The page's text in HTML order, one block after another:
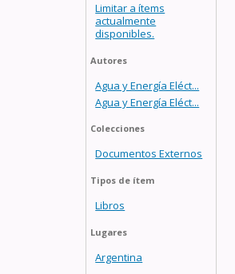
Limitar a ítems
actualmente
disponibles.
Autores
Agua y Energía Eléct...
Agua y Energía Eléct...
Colecciones
Documentos Externos
Tipos de ítem
Libros
Lugares
Argentina